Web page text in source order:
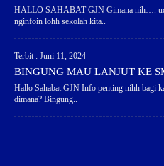
HALLO SAHABAT GJN Gimana nih….
nginfoin lohh sekolah kita..
Terbit : Juni 11, 2024
BINGUNG MAU LANJUT KE
Hallo Sahabat GJN Info penting nihh bagi
dimana? Bingung..